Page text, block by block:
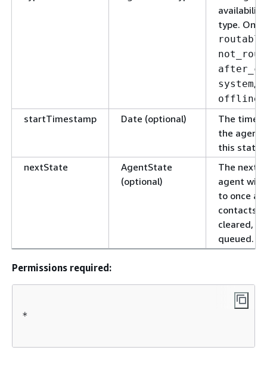
type. One
routable
system,
offline
startTimestamp
Date (optional)
The time
the agent
this state.
nextState
AgentState
(optional)
The next
agent will
to once all
contacts
cleared,
queued.
Permissions required:
*